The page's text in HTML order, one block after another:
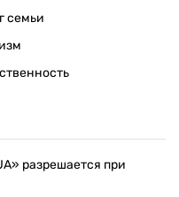
семьи
разрешается при